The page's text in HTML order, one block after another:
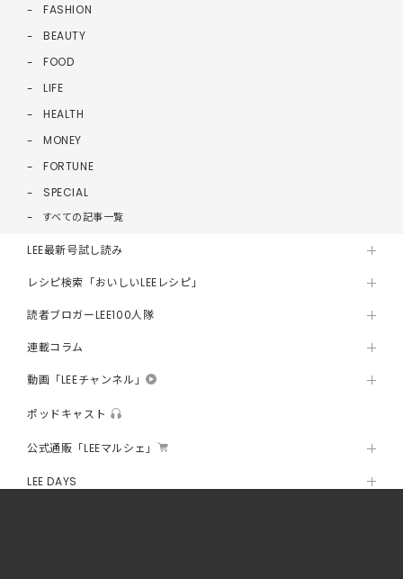
FASHION
BEAUTY
FOOD
LIFE
HEALTH
MONEY
FORTUNE
SPECIAL
すべての記事一覧
LEE最新号試し読み
レシピ検索「おいしいLEEレシピ」
読者ブロガーLEE100人隊
連載コラム
動画「LEEチャンネル」
ポッドキャスト
公式通販「LEEマルシェ」
LEE DAYS